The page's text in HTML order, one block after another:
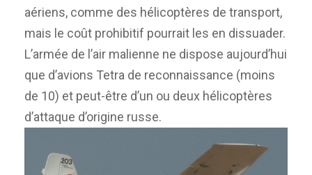
aériens, comme des hélicoptères de transport,
mais le coût prohibitif pourrait les en dissuader.
L’armée de l’air malienne ne dispose aujourd’hui
que d’avions Tetra de reconnaissance (moins
de 10) et peut-être d’un ou deux hélicoptères
d’attaque d’origine russe.